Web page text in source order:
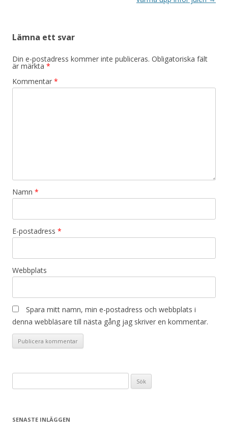
Lämna ett svar
Din e-postadress kommer inte publiceras. Obligatoriska fält
är märkta *
Kommentar *
Namn *
E-postadress *
Webbplats
Spara mitt namn, min e-postadress och webbplats i
denna webbläsare till nästa gång jag skriver en kommentar.
efter:
SENASTE INLÄGGEN